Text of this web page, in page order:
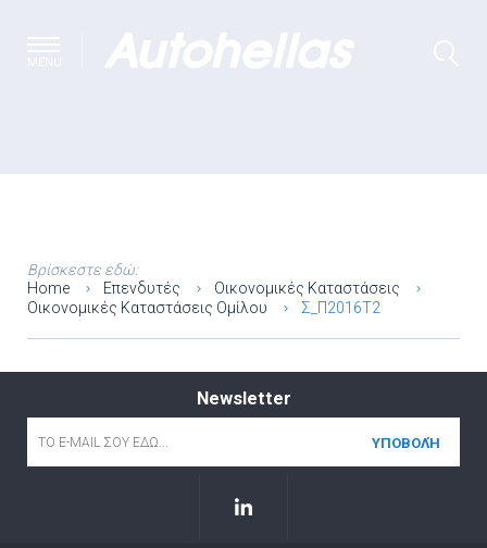
Βρίσκεστε εδώ:
Home
Επενδυτές
Οικονομικές Καταστάσεις
Οικονομικές Καταστάσεις Ομίλου
Σ_Π2016Τ2
Newsletter